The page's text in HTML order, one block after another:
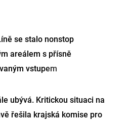
se stalo nonstop
areálem s přísně
vstupem
ubývá. Kritickou situaci na
řešila krajská komise pro